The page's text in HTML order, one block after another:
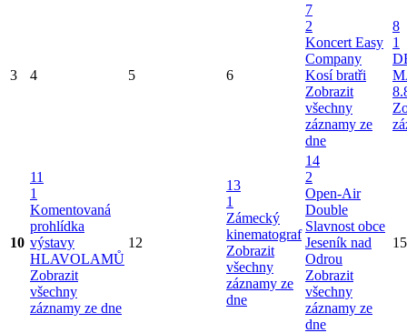
3 4 5 6
7
2
Koncert Easy
Company
Kosí bratři
Zobrazit
všechny
záznamy ze
dne
8
1
10
11
1
Komentovaná
prohlídka
výstavy
HLAVOLAMŮ
Zobrazit
všechny
záznamy ze dne
12
13
1
Zámecký
kinematograf
Zobrazit
všechny
záznamy ze
dne
14
2
Open-Air
Double
Slavnost obce
Jeseník nad
Odrou
Zobrazit
všechny
záznamy ze
dne
15